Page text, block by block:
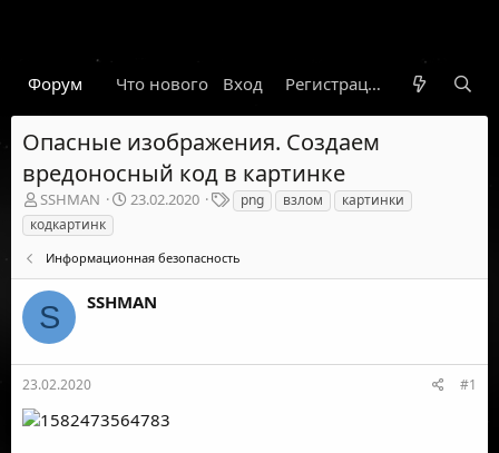
Форум Что нового Гарант Новости
Вход Регистрация
Опасные изображения. Создаем
вредоносный код в картинке
А
в
т
о
р
т
е
м
SSHMAN
Д
а
н
а
23.02.2020
Т
е
и
png взлом
картинки
кодкартинк
Информационная безопасность
S SSHMAN
23.02.2020 #1